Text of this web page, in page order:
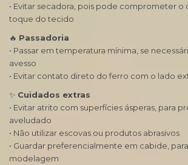
• Evitar secadora, pois pode comprometer o
toque do tecido
🔥 Passadoria
• Passar em temperatura mínima, se
avesso
• Evitar contato direto do ferro com o lado
✨ Cuidados extras
• Evitar atrito com superfícies ásperas, para
aveludado
• Não utilizar escovas ou produtos abrasivos
• Guardar preferencialmente em cabide,
modelagem